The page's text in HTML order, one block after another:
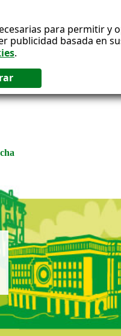
para permitir
publicidad basada en
.